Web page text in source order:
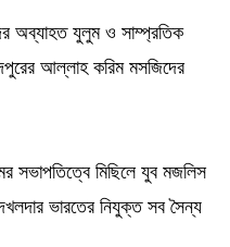
অব্যাহত যুলুম ও সাম্প্রতিক
আল্লাহ করিম মসজিদের
সভাপতিত্বে মিছিলে যুব মজলিস
দখলদার ভারতের নিযুক্ত সব সৈন্য